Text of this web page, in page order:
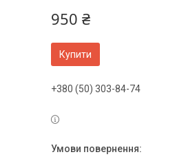
950 ₴
Купити
+380 (50) 303-84-74